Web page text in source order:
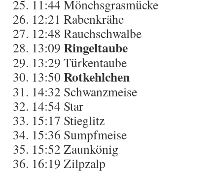
11:44 Mönchsgrasmücke
12:21 Rabenkrähe
12:48 Rauchschwalbe
13:09 Ringeltaube
13:29 Türkentaube
13:50Rotkehlchen
14:32 Schwanzmeise
14:54 Star
15:17 Stieglitz
15:36 Sumpfmeise
15:52 Zaunkönig
16:19 Zilpzalp